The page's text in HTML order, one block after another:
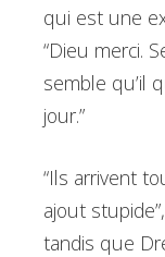
qui est une
“Dieu merci.
semble qu’il
jour.”
“Ils arrivent
ajout
tandis que